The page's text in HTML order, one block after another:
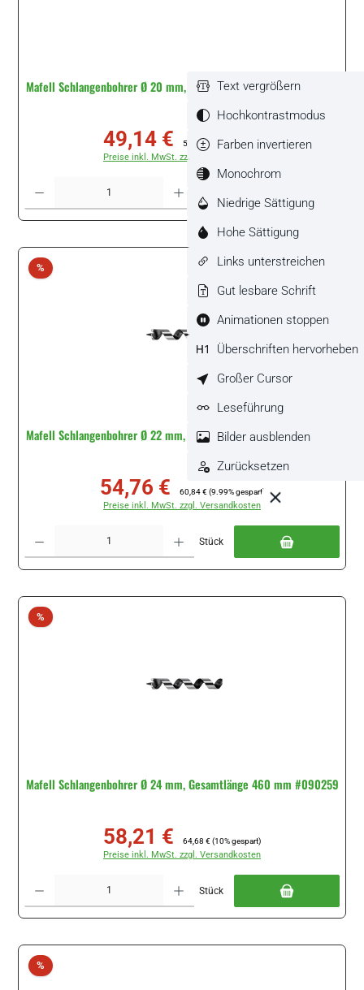
Mafell Schlangenbohrer Ø 20 mm, Gesamtlänge 460 mm #090257
Verkaufspreis:
49,14 € Regulärer Preis:
54,60 € (10% gespart)
Preise inkl. MwSt. zzgl. Versandkosten
Produkt Anzahl: Gib den gewünschten Wert ein oder benutze die Schaltflächen um
%Rabatt
Mafell Schlangenbohrer Ø 22 mm, Gesamtlänge 460 mm #090258
Verkaufspreis:
54,76 € Regulärer Preis:
60,84 € (9.99% gespart)
Preise inkl. MwSt. zzgl. Versandkosten
Stück
%Rabatt
Mafell Schlangenbohrer Ø 24 mm, Gesamtlänge 460 mm #090259
Verkaufspreis:
58,21 € 64,68 € (10% gespart)
Preise inkl. MwSt. zzgl. Versandkosten
Stück
%Rabatt
Text vergrößern
Hochkontrastmodus
Farben invertieren
Monochrom
Niedrige Sättigung
Hohe Sättigung
Links unterstreichen
Gut lesbare Schrift
Animationen stoppen
Überschriften hervorheben
Großer Cursor
Leseführung
Bilder ausblenden
Zurücksetzen